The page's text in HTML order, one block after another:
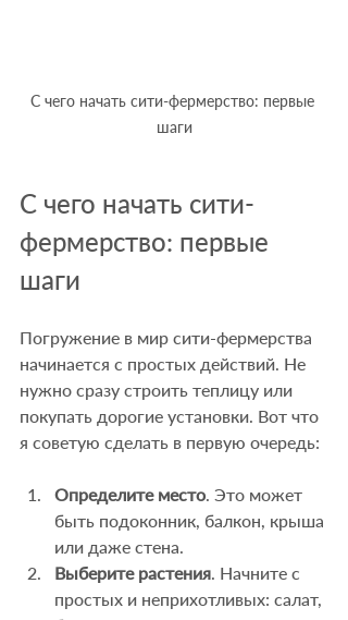
С чего начать сити-фермерство: первые
шаги
С чего начать сити-
фермерство: первые
шаги
Погружение в мир сити-фермерства
начинается с простых действий. Не
нужно сразу строить теплицу или
покупать дорогие установки. Вот что
я советую сделать в первую очередь:
Определите место . Это может
быть подоконник, балкон, крыша
или даже стена.
Выберите растения . Начните с
простых и неприхотливых: салат,